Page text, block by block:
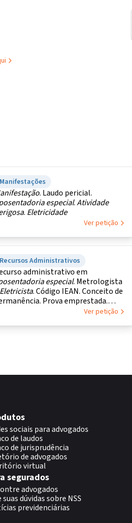
Manifestações
. Laudo pericial.
especial.Atividade
. Eletricidade
Ver petição
Recursos Administrativos
administrativo em
especial. Metrologista
Eletricista. Código IEAN. Conceito de
Prova emprestada.
Ver petição
sociais para advogados
de laudos
de jurisprudência
de advogados
virtual
segurados
advogados
suas dúvidas sobre NSS
previdenciárias